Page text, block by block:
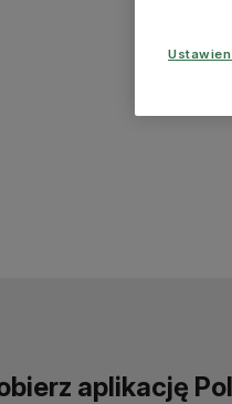
aplikację